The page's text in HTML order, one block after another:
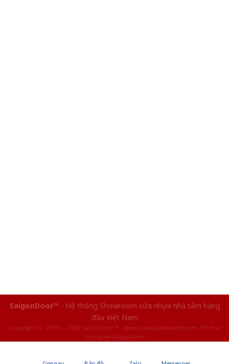
SaigonDoor™ - Hệ thống Showroom cửa nhựa nhà tắm hàng
đầu Việt Nam
Copyright ⓒ 2016 – 2026 SaigonDoor™ - www.cuanhuanhatam.com | Đơn vị
chủ quản SaigonDoor